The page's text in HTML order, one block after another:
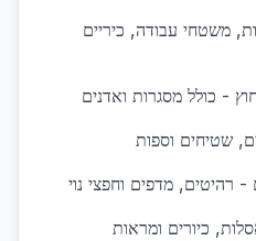
משטחי עבודה, כיריים
- כולל מסגרות ואדנים
שטיחים וספות
רהיטים, מדפים וחפצי נוי
כיורים ומראות